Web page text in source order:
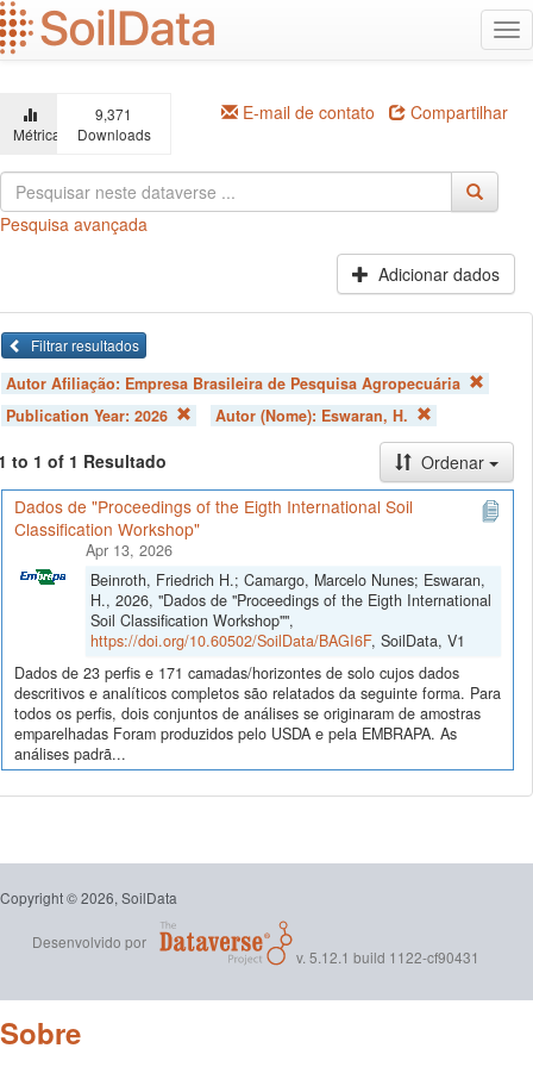
Ir
para
o
principal
Métricas
9,371
Downloads
E-mail de contato Compartilhar
Pesquisa avançada
Adicionar dados
Filtrar resultados
Autor Afiliação: Empresa Brasileira de Pesquisa Agropecuária
Publication Year: 2026 Autor (Nome): Eswaran, H.
to 1 of 1 Resultado
Ordenar
Dados de "Proceedings of the Eigth International Soil
Classification Workshop"
Apr 13, 2026
Beinroth, Friedrich H.; Camargo, Marcelo Nunes; Eswaran,
H., 2026, "Dados de "Proceedings of the Eigth International
Soil Classification Workshop"",
https://doi.org/10.60502/SoilData/BAGI6F, SoilData, V1
Dados de 23 perfis e 171 camadas/horizontes de solo cujos dados
descritivos e analíticos completos são relatados da seguinte forma. Para
todos os perfis, dois conjuntos de análises se originaram de amostras
emparelhadas Foram produzidos pelo USDA e pela EMBRAPA. As
análises padrã...
Copyright © 2026, SoilData
Desenvolvido por
v. 5.12.1 build 1122-cf90431
Sobre